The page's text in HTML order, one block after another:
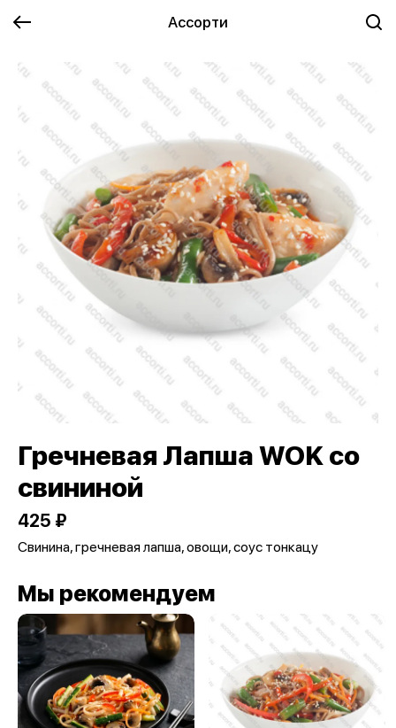
Ассорти
Гречневая Лапша WOK со
свининой
425 ₽
Свинина, гречневая лапша, овощи, соус тонкацу
Мы рекомендуем